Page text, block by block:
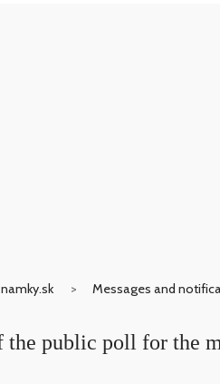
Messages and
the public poll for the